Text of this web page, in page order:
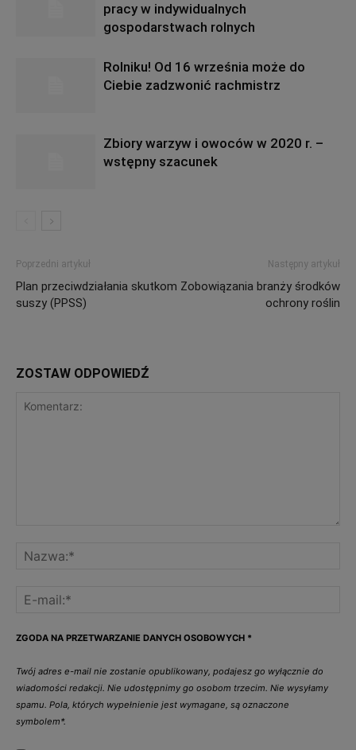
pracy w indywidualnych
gospodarstwach rolnych
Rolniku! Od 16 września może do
Ciebie zadzwonić rachmistrz
Zbiory warzyw i owoców w 2020 r. –
wstępny szacunek
Poprzedni artykuł
Plan przeciwdziałania skutkom
suszy (PPSS)
Następny artykuł
Zobowiązania branży środków
ochrony roślin
ZOSTAW ODPOWIEDŹ
ZGODA NA PRZETWARZANIE DANYCH OSOBOWYCH *
Twój adres e-mail nie zostanie opublikowany, podajesz go wyłącznie do
wiadomości redakcji. Nie udostępnimy go osobom trzecim. Nie wysyłamy
spamu. Pola, których wypełnienie jest wymagane, są oznaczone
symbolem*.